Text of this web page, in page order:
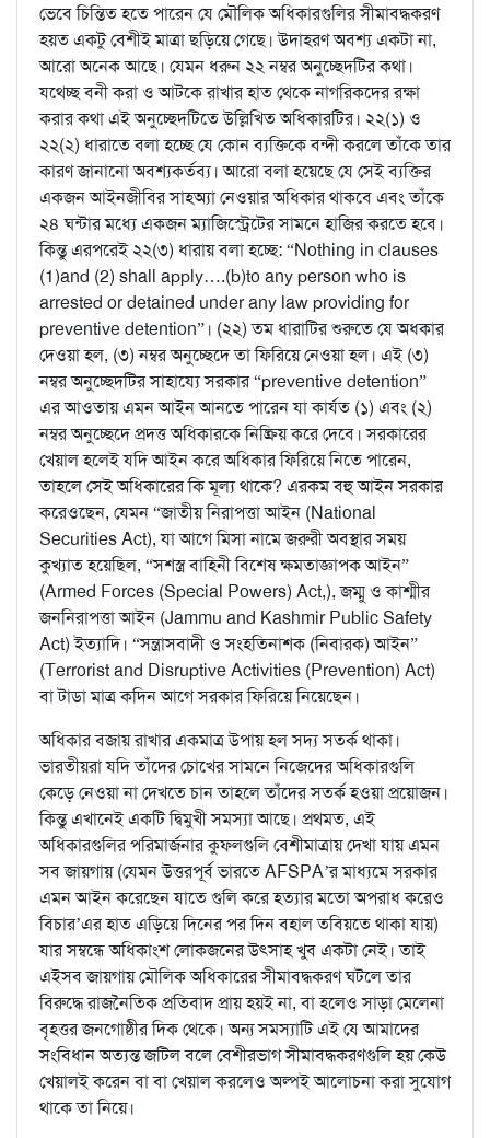
ভেবে চিন্তিত হতে পারেন যে মৌলিক অধিকারগুলির সীমাবদ্ধকরণ
হয়ত একটু বেশীই মাত্রা ছড়িয়ে গেছে। উদাহরণ অবশ্য একটা না,
আরো অনেক আছে। যেমন ধরুন ২২ নম্বর অনুচ্ছেদটির কথা।
যথেচ্ছ বনী করা ও আটকে রাখার হাত থেকে নাগরিকদের রক্ষা
করার কথা এই অনুচ্ছেদটিতে উল্লিখিত অধিকারটির। ২২(১) ও
২২(২) ধারাতে বলা হচ্ছে যে কোন ব্যক্তিকে বন্দী করলে তাঁকে তার
কারণ জানানো অবশ্যকর্তব্য। আরো বলা হয়েছে যে সেই ব্যক্তির
একজন আইনজীবির সাহঅ্যা নেওয়ার অধিকার থাকবে এবং তাঁকে
২৪ ঘন্টার মধ্যে একজন ম্যাজিস্ট্রেটের সামনে হাজির করতে হবে।
কিন্তু এরপরেই ২২(৩) ধারায় বলা হচ্ছে: “Nothing in clauses
(1)and (2) shall apply….(b)to any person who is
arrested or detained under any law providing for
preventive detention”। (২২) তম ধারাটির শুরুতে যে অধকার
দেওয়া হল, (৩) নম্বর অনুচ্ছেদে তা ফিরিয়ে নেওয়া হল। এই (৩)
নম্বর অনুচ্ছেদটির সাহায্যে সরকার “preventive detention”
এর আওতায় এমন আইন আনতে পারেন যা কার্যত (১) এবং (২)
নম্বর অনুচ্ছেদে প্রদত্ত অধিকারকে নিষ্ক্রিয় করে দেবে। সরকারের
খেয়াল হলেই যদি আইন করে অধিকার ফিরিয়ে নিতে পারেন,
তাহলে সেই অধিকারের কি মূল্য থাকে? এরকম বহু আইন সরকার
করেওছেন, যেমন “জাতীয় নিরাপত্তা আইন (National
Securities Act), যা আগে মিসা নামে জরুরী অবস্থার সময়
কুখ্যাত হয়েছিল, “সশস্ত্র বাহিনী বিশেষ ক্ষমতাজ্ঞাপক আইন”
(Armed Forces (Special Powers) Act,), জম্মু ও কাশ্মীর
জননিরাপত্তা আইন (Jammu and Kashmir Public Safety
Act) ইত্যাদি। “সন্ত্রাসবাদী ও সংহতিনাশক (নিবারক) আইন”
(Terrorist and Disruptive Activities (Prevention) Act)
বা টাডা মাত্র কদিন আগে সরকার ফিরিয়ে নিয়েছেন।
অধিকার বজায় রাখার একমাত্র উপায় হল সদ্য সতর্ক থাকা।
ভারতীয়রা যদি তাঁদের চোখের সামনে নিজেদের অধিকারগুলি
কেড়ে নেওয়া না দেখতে চান তাহলে তাঁদের সতর্ক হওয়া প্রয়োজন।
কিন্তু এখানেই একটি দ্বিমুখী সমস্যা আছে। প্রথমত, এই
অধিকারগুলির পরিমার্জনার কুফলগুলি বেশীমাত্রায় দেখা যায় এমন
সব জায়গায় (যেমন উত্তরপূর্ব ভারতে AFSPA’র মাধ্যমে সরকার
এমন আইন করেছেন যাতে গুলি করে হত্যার মতো অপরাধ করেও
বিচার’এর হাত এড়িয়ে দিনের পর দিন বহাল তবিয়তে থাকা যায়)
যার সম্বন্ধে অধিকাংশ লোকজনের উৎসাহ খুব একটা নেই। তাই
এইসব জায়গায় মৌলিক অধিকারের সীমাবদ্ধকরণ ঘটলে তার
বিরুদ্ধে রাজনৈতিক প্রতিবাদ প্রায় হয়ই না, বা হলেও সাড়া মেলেনা
বৃহত্তর জনগোষ্ঠীর দিক থেকে। অন্য সমস্যাটি এই যে আমাদের
সংবিধান অত্যন্ত জটিল বলে বেশীরভাগ সীমাবদ্ধকরণগুলি হয় কেউ
খেয়ালই করেন বা বা খেয়াল করলেও অল্পই আলোচনা করা সুযোগ
থাকে তা নিয়ে।